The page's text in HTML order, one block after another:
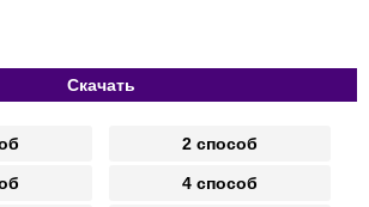
Скачать
2 способ
4 способ